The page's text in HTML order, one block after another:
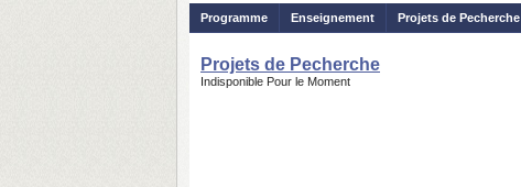
Programme
Enseignement Projets de Pecherche
Projets de Pecherche
Indisponible Pour le Moment